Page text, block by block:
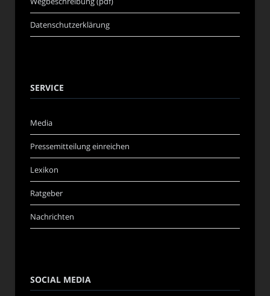
Datenschutzerklärung
SERVICE
Media
Pressemitteilung einreichen
Lexikon
Ratgeber
Nachrichten
SOCIAL MEDIA